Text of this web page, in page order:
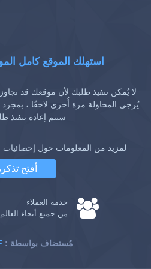
استهلك الموقع كامل
لا يُمكن تنفيذ طلبك لأن موقعك قد
يُرجى المحاولة مرة أُخرى لاحقًا ،
سيتم إعادة تنفيذ
لمزيد من المعلومات حول
أفتح
خدمة العملاء
من جميع أنحاء
: مُستضاف بواسطة